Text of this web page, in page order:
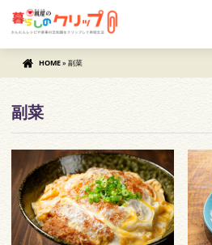
HOME» 副菜
副菜